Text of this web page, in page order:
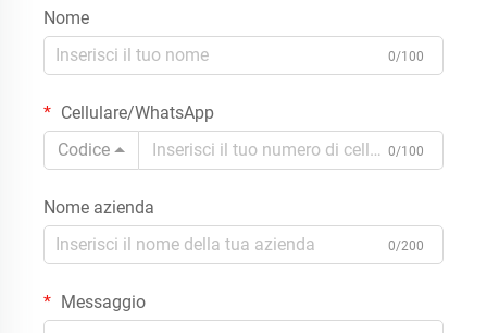
Nome
0/100
Cellulare/WhatsApp
Codice
0/100
Nome azienda
0/200
Messaggio